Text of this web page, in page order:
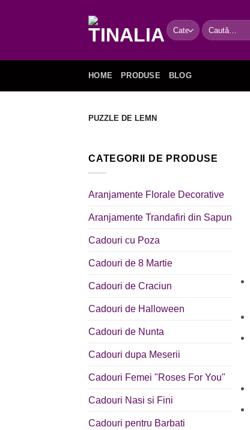
Caută
după:
HOME PRODUSE BLOG
PUZZLE DE LEMN
CATEGORII DE PRODUSE
Aranjamente Florale Decorative
Aranjamente Trandafiri din Sapun
Cadouri cu Poza
Cadouri de 8 Martie
Cadouri de Craciun
Cadouri de Halloween
Cadouri de Nunta
Cadouri dupa Meserii
Cadouri Femei "Roses For You"
Cadouri Nasi si Fini
Cadouri pentru Barbati